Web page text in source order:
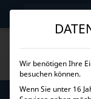
Wir benötigen Ihre
besuchen können.
Wenn Sie unter 16